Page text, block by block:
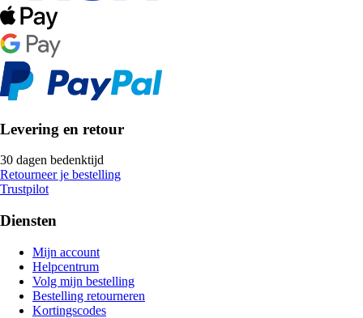
Levering en retour
30 dagen bedenktijd
Retourneer je bestelling
Trustpilot
Diensten
Mijn account
Helpcentrum
Volg mijn bestelling
Bestelling retourneren
Kortingscodes